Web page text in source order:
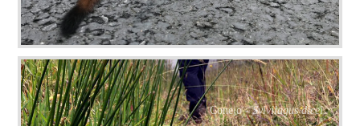
Conejo -Sylvilagus dicei